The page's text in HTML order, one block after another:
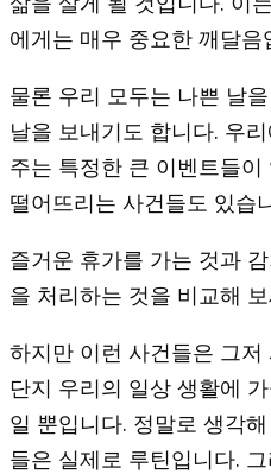
에게는 매우 중요한 깨달음
물론 우리 모두는 나쁜 날
날을 보내기도 합니다. 우
주는 특정한 큰 이벤트들
떨어뜨리는 사건들도 있습
즐거운 휴가를 가는 것과
을 처리하는 것을 비교해
하지만 이런 사건들은 그
단지 우리의 일상 생활에
일 뿐입니다. 정말로 생각
들은 실제로 루틴입니다.